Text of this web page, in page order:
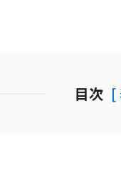
目次 [